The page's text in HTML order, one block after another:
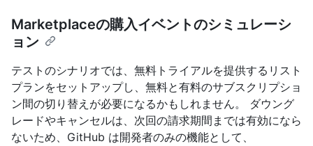
Marketplaceの購入イベントのシミュレーシ
ョン
テストのシナリオでは、無料トライアルを提供するリスト
プランをセットアップし、無料と有料のサブスクリプショ
ン間の切り替えが必要になるかもしれません。 ダウング
レードやキャンセルは、次回の請求期間までは有効になら
ないため、GitHub は開発者のみの機能として、